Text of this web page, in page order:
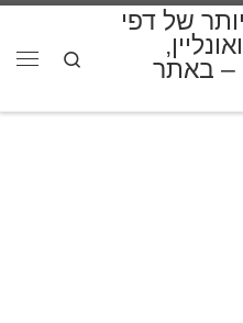
של דפי
– באתר
Search